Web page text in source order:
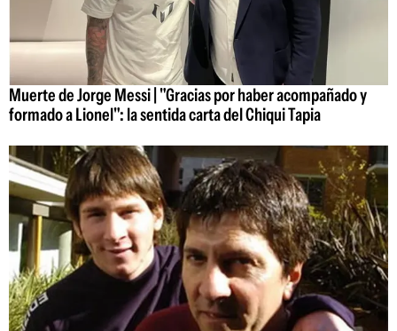
Muerte de Jorge Messi | "Gracias por haber acompañado y
formado a Lionel": la sentida carta del Chiqui Tapia